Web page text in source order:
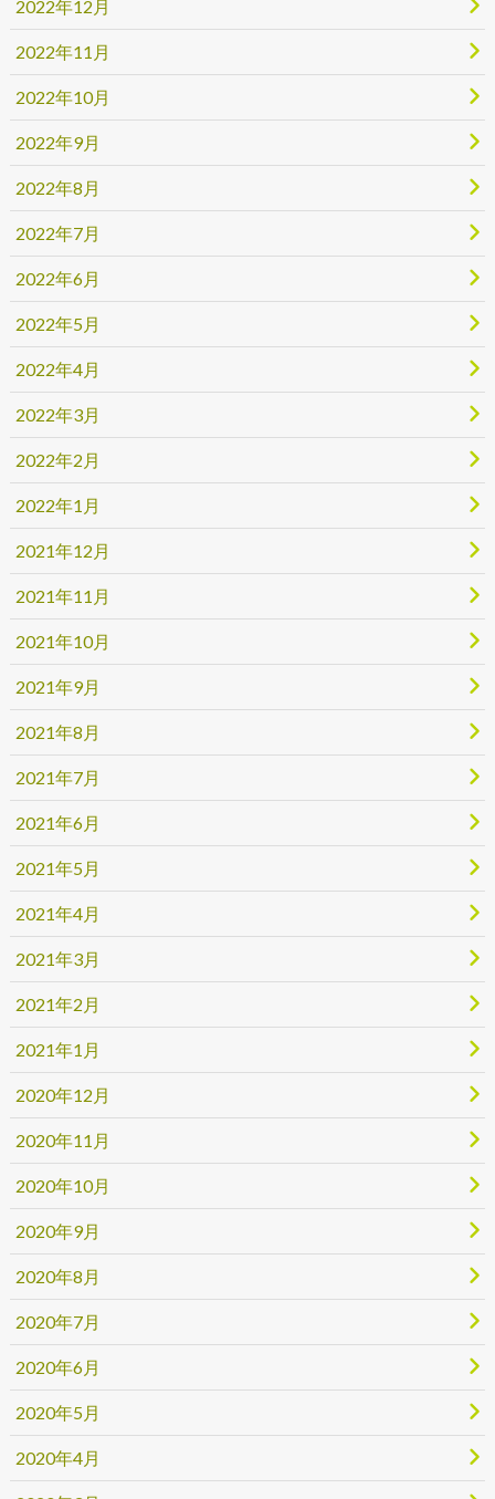
2022年12月
2022年11月
2022年10月
2022年9月
2022年8月
2022年7月
2022年6月
2022年5月
2022年4月
2022年3月
2022年2月
2022年1月
2021年12月
2021年11月
2021年10月
2021年9月
2021年8月
2021年7月
2021年6月
2021年5月
2021年4月
2021年3月
2021年2月
2021年1月
2020年12月
2020年11月
2020年10月
2020年9月
2020年8月
2020年7月
2020年6月
2020年5月
2020年4月